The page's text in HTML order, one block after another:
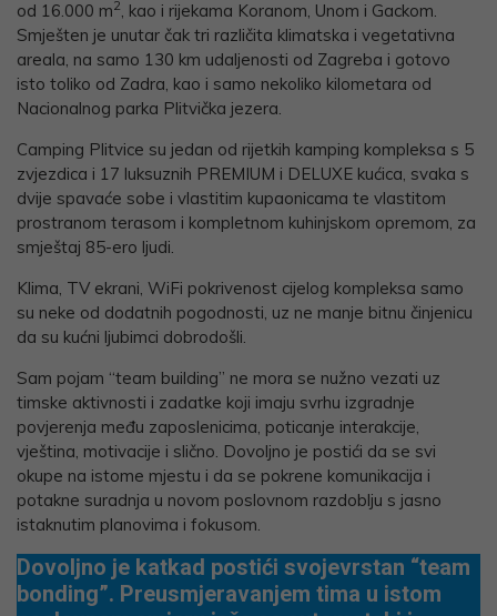
od 16.000 m2
, kao i rijekama Koranom, Unom i Gackom.
Smješten je unutar čak tri različita klimatska i vegetativna
areala, na samo 130 km udaljenosti od Zagreba i gotovo
isto toliko od Zadra, kao i samo nekoliko kilometara od
Nacionalnog parka Plitvička jezera.
Camping Plitvice su jedan od rijetkih kamping kompleksa s 5
zvjezdica i 17 luksuznih PREMIUM i DELUXE kućica, svaka s
dvije spavaće sobe i vlastitim kupaonicama te vlastitom
prostranom terasom i kompletnom kuhinjskom opremom, za
smještaj 85-ero ljudi.
Klima, TV ekrani, WiFi pokrivenost cijelog kompleksa samo
su neke od dodatnih pogodnosti, uz ne manje bitnu činjenicu
da su kućni ljubimci dobrodošli.
Sam pojam “team building” ne mora se nužno vezati uz
timske aktivnosti i zadatke koji imaju svrhu izgradnje
povjerenja među zaposlenicima, poticanje interakcije,
vještina, motivacije i slično. Dovoljno je postići da se svi
okupe na istome mjestu i da se pokrene komunikacija i
potakne suradnja u novom poslovnom razdoblju s jasno
istaknutim planovima i fokusom.
Dovoljno je katkad postići svojevrstan “team
bonding”. Preusmjeravanjem tima u istom